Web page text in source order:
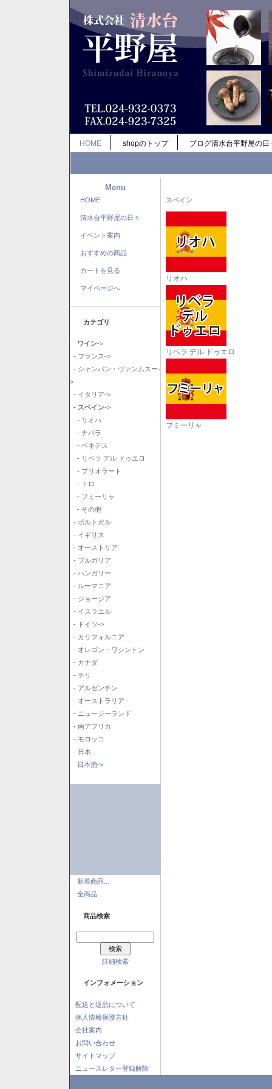
HOME shopのトップ ブログ清水台平野屋の日
Menu
HOME
清水台平野屋の日々
イベント案内
おすすめの商品
カートを見る
マイページへ
カテゴリ
ワイン->
- フランス->
- シャンパン・ヴァンムスー-
>
- イタリア->
- スペイン->
- リオハ
- ナバラ
- ペネデス
- リベラ デル ドゥエロ
- プリオラート
- トロ
- フミーリャ
- その他
- ポルトガル
- イギリス
- オーストリア
- ブルガリア
- ハンガリー
- ルーマニア
- ジョージア
- イスラエル
- ドイツ->
- カリフォルニア
- オレゴン・ワシントン
- カナダ
- チリ
- アルゼンチン
- オーストラリア
- ニュージーランド
- 南アフリカ
- モロッコ
- 日本
日本酒->
新着商品...
全商品...
商品検索
詳細検索
インフォメーション
配送と返品について
個人情報保護方針
会社案内
お問い合わせ
サイトマップ
ニュースレター登録解除
スペイン
リオハ
リベラ デル ドゥエロ
フミーリャ